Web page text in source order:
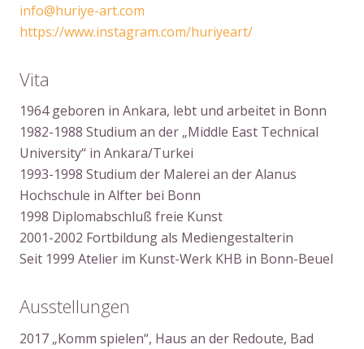
info@huriye-art.com
https://www.instagram.com/huriyeart/
Vita
1964 geboren in Ankara, lebt und arbeitet in Bonn
1982-1988 Studium an der „Middle East Technical
University“ in Ankara/Turkei
1993-1998 Studium der Malerei an der Alanus
Hochschule in Alfter bei Bonn
1998 Diplomabschluß freie Kunst
2001-2002 Fortbildung als Mediengestalterin
Seit 1999 Atelier im Kunst-Werk KHB in Bonn-Beuel
Ausstellungen
2017 „Komm spielen“, Haus an der Redoute, Bad